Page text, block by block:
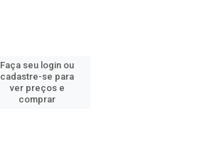
Faça seu login ou
cadastre-se para
ver preços e
comprar